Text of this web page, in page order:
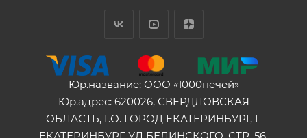
Юр.название: ООО «1000печей»
Юр.адрес: 620026, СВЕРДЛОВСКАЯ
ОБЛАСТЬ, Г.О. ГОРОД ЕКАТЕРИНБУРГ, Г